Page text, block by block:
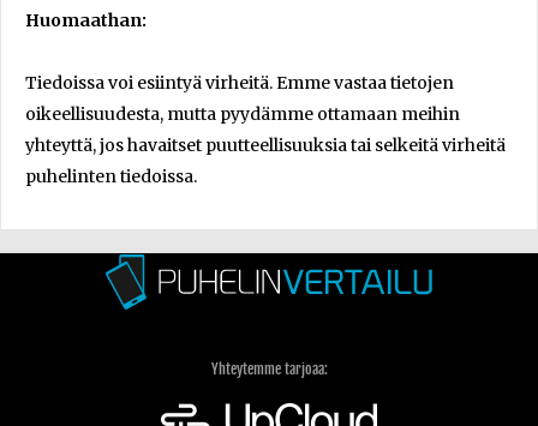
Huomaathan:
Tiedoissa voi esiintyä virheitä. Emme vastaa tietojen
oikeellisuudesta, mutta pyydämme ottamaan meihin
yhteyttä, jos havaitset puutteellisuuksia tai selkeitä virheitä
puhelinten tiedoissa.
Yhteytemme tarjoaa: